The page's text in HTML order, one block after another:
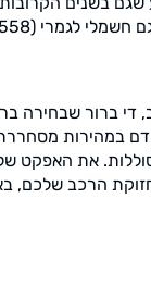
ברור שבחירה
מסחררת
את האפקט של
הרכב שלכם,